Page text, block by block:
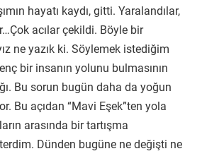
hayatı kaydı, gitti. Yaralandılar,
acılar çekildi. Böyle bir
ne yazık ki. Söylemek istediğim
bir insanın yolunu bulmasının
Bu sorun bugün daha da yoğun
Bu açıdan “Mavi Eşek”ten yola
arasında bir tartışma
Dünden bugüne ne değişti ne